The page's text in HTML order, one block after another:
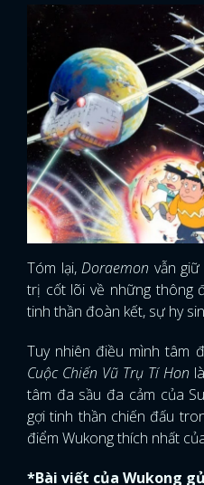
Tóm lại,Doraemon vẫn
trị cốt lõi về những thông
tinh thần đoàn kết, sự hy
Tuy nhiên điều mình tâm
Cuộc Chiến Vũ Trụ Tí Hon
tâm đa sầu đa cảm của
gợi tinh thần chiến đấu
điểm Wukong thích nhất
*Bài viết của Wukong